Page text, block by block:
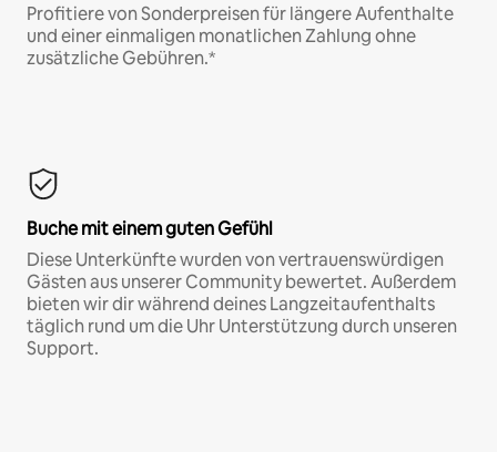
Profitiere von Sonderpreisen für längere Aufenthalte
und einer einmaligen monatlichen Zahlung ohne
zusätzliche Gebühren.*
Buche mit einem guten Gefühl
Diese Unterkünfte wurden von vertrauenswürdigen
Gästen aus unserer Community bewertet. Außerdem
bieten wir dir während deines Langzeitaufenthalts
täglich rund um die Uhr Unterstützung durch unseren
Support.